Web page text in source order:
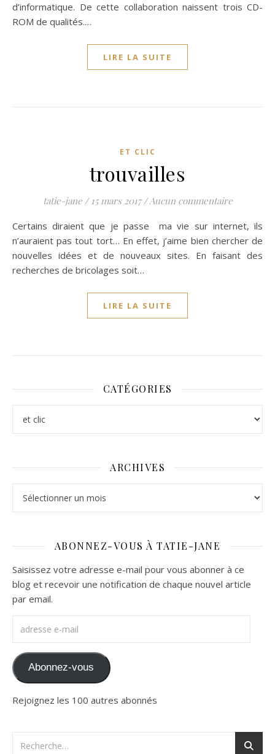
d’informatique. De cette collaboration naissent trois CD-
ROM de qualités.…
LIRE LA SUITE
ET CLIC
trouvailles
tatie-jane / 15 mars 2017 /Aucun commentaire
Certains diraient que je passe ma vie sur internet, ils
n’auraient pas tout tort… En effet, j’aime bien chercher de
nouvelles idées et de nouveaux sites. En faisant des
recherches de bricolages soit…
LIRE LA SUITE
CATÉGORIES
ARCHIVES
ABONNEZ-VOUS À TATIE-JANE
Saisissez votre adresse e-mail pour vous abonner à ce
blog et recevoir une notification de chaque nouvel article
par email.
Abonnez-vous
Rejoignez les 100 autres abonnés